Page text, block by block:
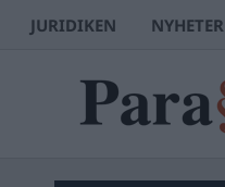
JURIDIKEN NYHETER